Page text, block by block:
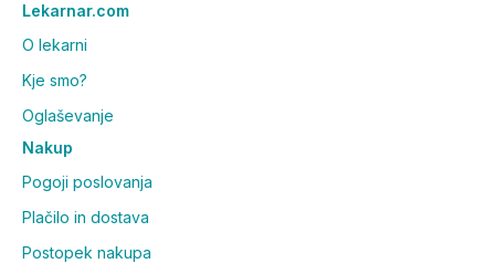
Lekarnar.com
O lekarni
Kje smo?
Oglaševanje
Nakup
Pogoji poslovanja
Plačilo in dostava
Postopek nakupa